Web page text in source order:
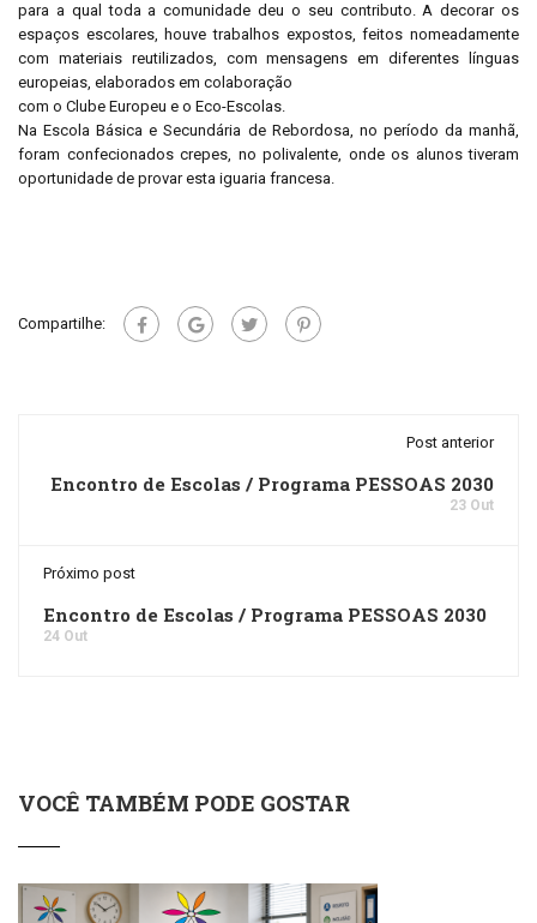
para a qual toda a comunidade deu o seu contributo. A decorar os
espaços escolares, houve trabalhos expostos, feitos nomeadamente
com materiais reutilizados, com mensagens em diferentes línguas
europeias, elaborados em colaboração
com o Clube Europeu e o Eco-Escolas.
Na Escola Básica e Secundária de Rebordosa, no período da manhã,
foram confecionados crepes, no polivalente, onde os alunos tiveram
oportunidade de provar esta iguaria francesa.
Compartilhe:
Post anterior
Encontro de Escolas / Programa PESSOAS 2030
23 Out
Próximo post
Encontro de Escolas / Programa PESSOAS 2030
24 Out
VOCÊ TAMBÉM PODE GOSTAR